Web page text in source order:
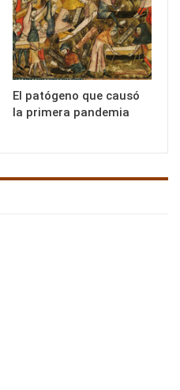
El patógeno que causó
la primera pandemia